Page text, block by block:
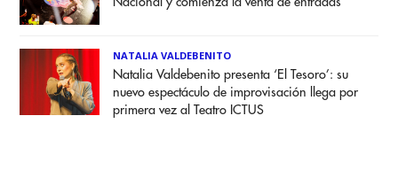
NATALIA VALDEBENITO
Natalia Valdebenito presenta ‘El Tesoro’: su
nuevo espectáculo de improvisación llega por
primera vez al Teatro ICTUS